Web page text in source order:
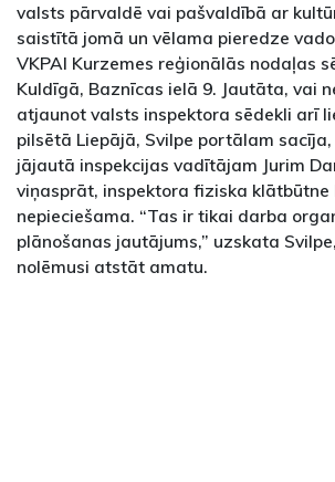
valsts pārvaldē vai pašvaldībā ar
saistītā jomā un vēlama pieredze
VKPAI Kurzemes reģionālās nodaļas
Kuldīgā, Baznīcas ielā 9. Jautāta, vai
atjaunot valsts inspektora sēdekli arī
pilsētā Liepājā, Svilpe portālam
jājautā inspekcijas vadītājam Jurim
viņasprāt, inspektora fiziska klātbūtne
nepieciešama. “Tas ir tikai darba
plānošanas jautājums,” uzskata
nolēmusi atstāt amatu.